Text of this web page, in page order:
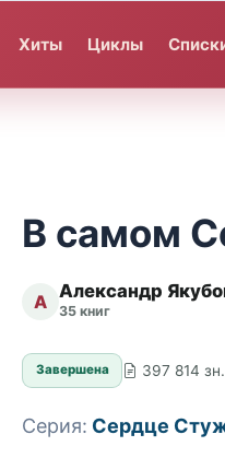
Хиты Циклы
В самом
А Александр
35 книг
Завершена 397 814
Серия: Сердце